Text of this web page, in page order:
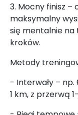
3. Mocny finisz
maksymalny
się mentalnie
kroków.
Metody
- Interwały –
1 km, z przerwą